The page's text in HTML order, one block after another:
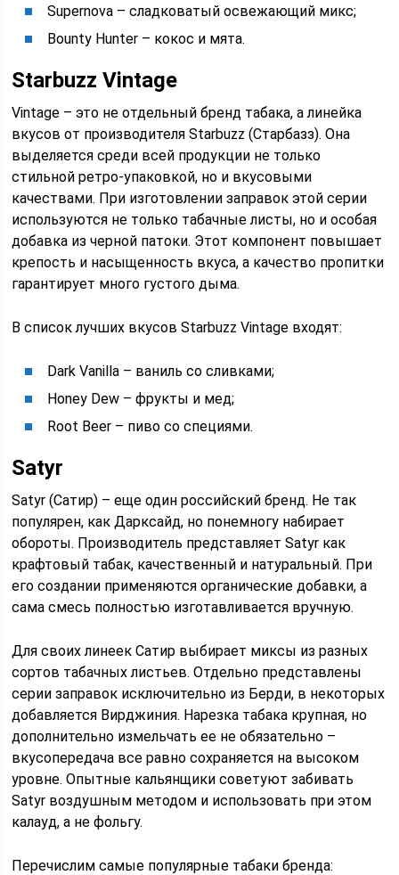
Supernova – сладковатый освежающий микс;
Bounty Hunter – кокос и мята.
Starbuzz Vintage
Vintage – это не отдельный бренд табака, а линейка
вкусов от производителя Starbuzz (Старбазз). Она
выделяется среди всей продукции не только
стильной ретро-упаковкой, но и вкусовыми
качествами. При изготовлении заправок этой серии
используются не только табачные листы, но и особая
добавка из черной патоки. Этот компонент повышает
крепость и насыщенность вкуса, а качество пропитки
гарантирует много густого дыма.
В список лучших вкусов Starbuzz Vintage входят:
Dark Vanilla – ваниль со сливками;
Honey Dew – фрукты и мед;
Root Beer – пиво со специями.
Satyr
Satyr (Сатир) – еще один российский бренд. Не так
популярен, как Дарксайд, но понемногу набирает
обороты. Производитель представляет Satyr как
крафтовый табак, качественный и натуральный. При
его создании применяются органические добавки, а
сама смесь полностью изготавливается вручную.
Для своих линеек Сатир выбирает миксы из разных
сортов табачных листьев. Отдельно представлены
серии заправок исключительно из Берди, в некоторых
добавляется Вирджиния. Нарезка табака крупная, но
дополнительно измельчать ее не обязательно –
вкусопередача все равно сохраняется на высоком
уровне. Опытные кальянщики советуют забивать
Satyr воздушным методом и использовать при этом
калауд, а не фольгу.
Перечислим самые популярные табаки бренда: